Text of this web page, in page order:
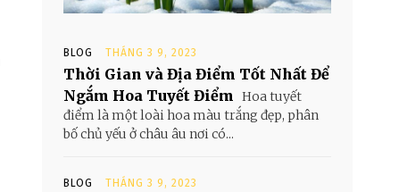
BLOG THÁNG 3 9, 2023
Thời Gian và Địa Điểm Tốt Nhất Để
Ngắm Hoa Tuyết Điểm Hoa tuyết
điểm là một loài hoa màu trắng đẹp, phân
bố chủ yếu ở châu âu nơi có...
BLOG THÁNG 3 9, 2023